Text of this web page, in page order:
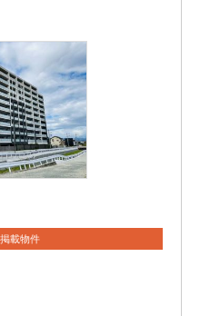
も良好で、熊本市中心部や
ンビニなど生活利便施設
♡
そしてペットとの暮らし。
さい。
・坪井川緑地まで471
・渡辺医院まで571ｍ
・寺原診療所まで613
で616ｍ ・こが歯科ク
ら整形外科まで693ｍ
で720ｍ ・熊本市在宅
・小島眼科まで825ｍ
ミリーマート 熊本済々
イレブン 熊本黒髪2丁目
ン 熊本壺川1丁目店まで7
坪井3丁目店まで950ｍ
・A-プライス 北熊本
載物件